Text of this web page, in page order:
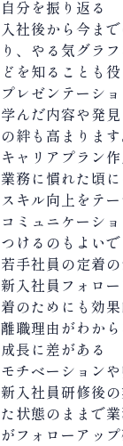
自分を振り返る
入社後から今ま
り、やる気グラ
どを知ることも
プレゼンテーショ
学んだ内容や発
の絆も高まりま
キャリアプラン
業務に慣れた頃
スキル向上をテ
コミュニケーシ
つけるのもよいで
若手社員の定着
新入社員フォロ
着のためにも効
離職理由がわか
成長に差がある
モチベーション
新入社員研修後
た状態のままで
がフォローアップ